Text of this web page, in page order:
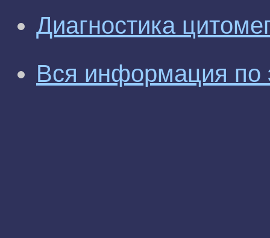
Диагностика
Вся информация по